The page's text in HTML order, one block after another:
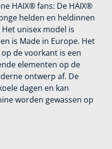
HAIX® fans: De HAIX®
helden en heldinnen
unisex model is
is Made in Europe. Het
de voorkant is een
elementen op de
ontwerp af. De
dagen en kan
worden gewassen op